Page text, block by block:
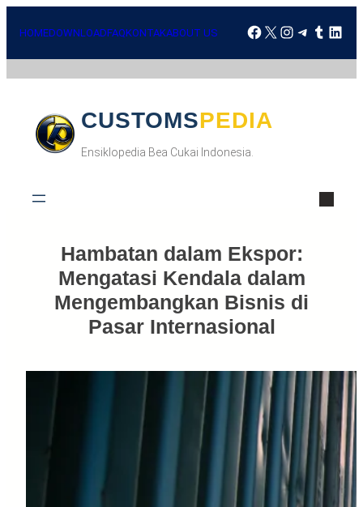
HOMEDOWNLOADFAQKONTAKABOUT US
CUSTOMSPEDIA
Ensiklopedia Bea Cukai Indonesia.
Hambatan dalam Ekspor:
Mengatasi Kendala dalam
Mengembangkan Bisnis di
Pasar Internasional